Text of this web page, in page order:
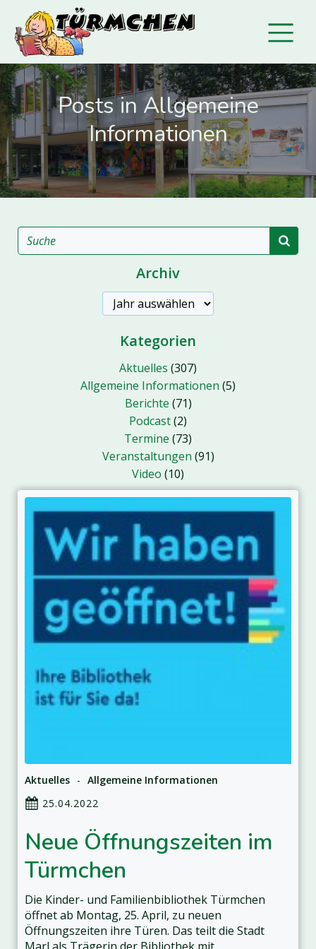
Posts in Allgemeine
Informationen
Archiv
Kategorien
Aktuelles (307)
Allgemeine Informationen (5)
Berichte (71)
Podcast(2)
Termine (73)
Veranstaltungen (91)
Video (10)
Aktuelles - Allgemeine Informationen
25.04.2022
Neue Öffnungszeiten im
Türmchen
Die Kinder- und Familienbibliothek Türmchen
öffnet ab Montag, 25. April, zu neuen
Öffnungszeiten ihre Türen. Das teilt die Stadt